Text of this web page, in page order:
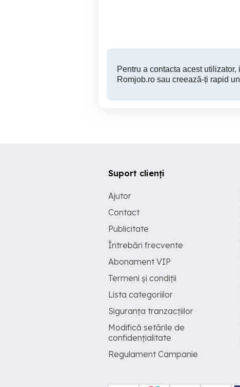
Pentru a contacta acest utilizator,
Romjob.ro sau creează-ți rapid
Suport clienți
Ajutor
Contact
Publicitate
Întrebări frecvente
Abonament VIP
Termeni și condiții
Lista categoriilor
Siguranța tranzacțiilor
Modifică setările de
confidențialitate
Regulament Campanie